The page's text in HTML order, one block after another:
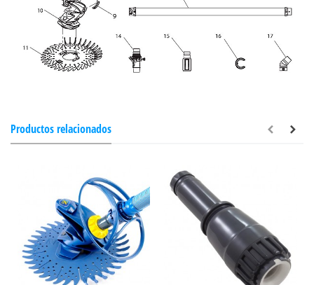
Productos relacionados